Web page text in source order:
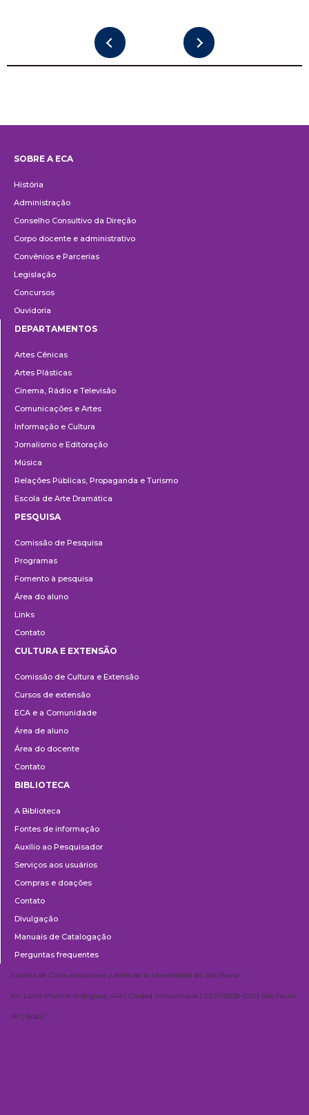
SOBRE A ECA
História
Administração
Conselho Consultivo da Direção
Corpo docente e administrativo
Convênios e Parcerias
Legislação
Concursos
Ouvidoria
DEPARTAMENTOS
Artes Cênicas
Artes Plásticas
Cinema, Rádio e Televisão
Comunicações e Artes
Informação e Cultura
Jornalismo e Editoração
Música
Relações Públicas, Propaganda e Turismo
Escola de Arte Dramática
PESQUISA
Comissão de Pesquisa
Programas
Fomento à pesquisa
Área do aluno
Links
Contato
e
Extensão
CULTURA E EXTENSÃO
Comissão de Cultura e Extensão
Cursos de extensão
ECA e a Comunidade
Área de aluno
Área do docente
Contato
BIBLIOTECA
A Biblioteca
Fontes de informação
Auxílio ao Pesquisador
Serviços aos usuários
Compras e doações
Contato
Divulgação
Manuais de Catalogação
Perguntas frequentes
Escuela de Comunicaciones y Artes de la Universidad de São Paulo
AV. Lúcio Martins Rodrigues, 443 | Ciudad Universitaria | CEP 05508-020 | São Paulo,
SP | Brasil